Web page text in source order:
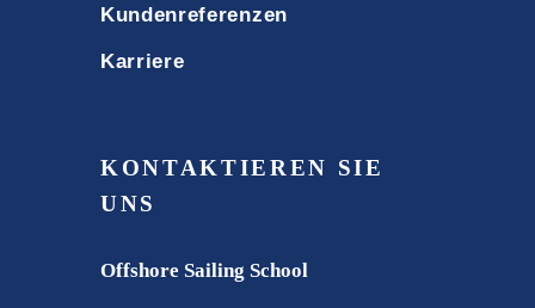
Kundenreferenzen
Karriere
KONTAKTIEREN SIE
UNS
Offshore Sailing School